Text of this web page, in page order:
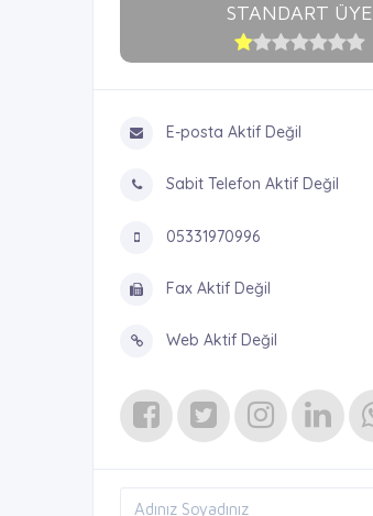
STANDART ÜYE
E-posta Aktif Değil
Sabit Telefon Aktif Değil
05331970996
Fax Aktif Değil
Web Aktif Değil